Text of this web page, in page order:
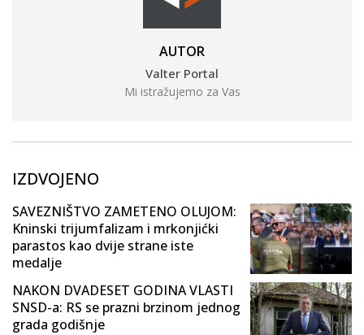
AUTOR
Valter Portal
Mi istražujemo za Vas
IZDVOJENO
SAVEZNIŠTVO ZAMETENO OLUJOM:
Kninski trijumfalizam i mrkonjićki
parastos kao dvije strane iste
medalje
NAKON DVADESET GODINA VLASTI
SNSD-a: RS se prazni brzinom jednog
grada godišnje